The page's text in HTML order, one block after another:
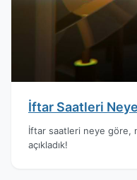
İftar Saatleri
İftar saatleri neye göre,
açıkladık!